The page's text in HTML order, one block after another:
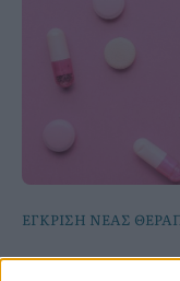
ΕΓΚΡΙΣΗ ΝΕΑΣ
Νέα εποχή